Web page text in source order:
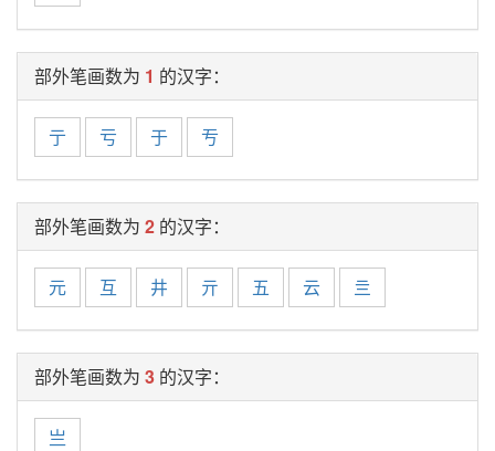
部外笔画数为 1 的汉字：
亍 亏 于 亐
部外笔画数为 2 的汉字：
元 互 井 亓 五 云 亖
部外笔画数为 3 的汉字：
亗